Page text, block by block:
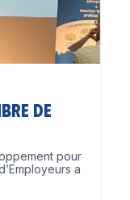
de
pour
a